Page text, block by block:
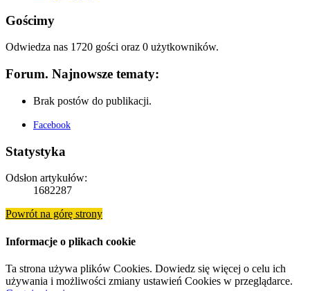
Gościmy
Odwiedza nas 1720 gości oraz 0 użytkowników.
Forum. Najnowsze tematy:
Brak postów do publikacji.
Facebook
Statystyka
Odsłon artykułów:
1682287
Powrót na górę strony
Informacje o plikach cookie
Ta strona używa plików Cookies. Dowiedz się więcej o celu ich
używania i możliwości zmiany ustawień Cookies w przeglądarce.